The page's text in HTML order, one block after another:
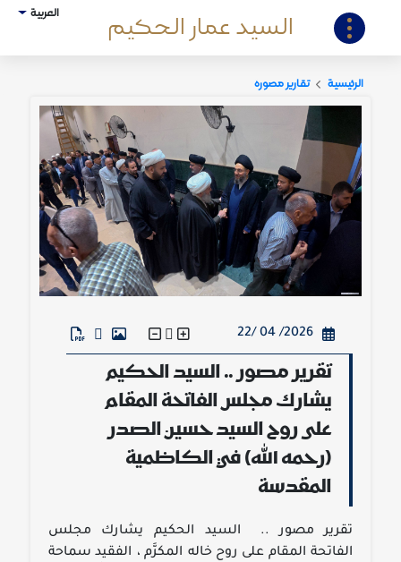
العربية السيد عمار الحكيم
الرئيسية تقارير مصورة
2026/ 04 /22
تقرير مصور .. السيد الحكيم
يشارك مجلس الفاتحة المقام
على روح السيد حسين الصدر
(رحمه الله) في الكاظمية
المقدسة
تقرير مصور .. السيد الحكيم يشارك مجلس
الفاتحة المقام على روح خاله المكرَّم ، الفقيد سماحة